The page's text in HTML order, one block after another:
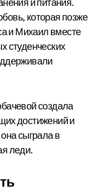
которая позже
и Михаил вместе
студенческих
создала
достижений и
сыграла в
леди.